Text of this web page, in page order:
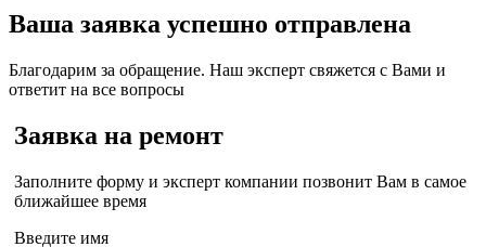
Ваша заявка успешно отправлена
Благодарим за обращение. Наш эксперт свяжется с Вами и
ответит на все вопросы
Заявка на ремонт
Заполните форму и эксперт компании позвонит Вам в самое
ближайшее время
Введите имя